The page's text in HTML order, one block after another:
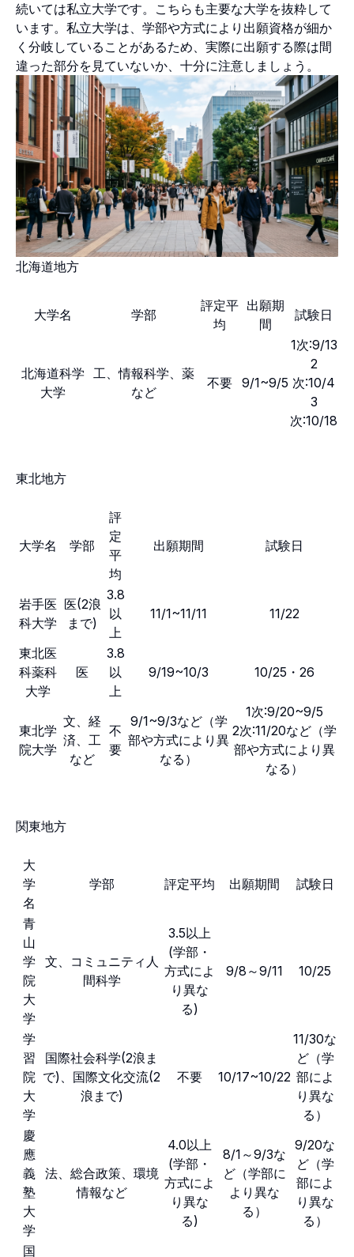
続いては私立大学です。こちらも主要な大学を抜粋して
います。私立大学は、学部や方式により出願資格が細か
く分岐していることがあるため、実際に出願する際は間
違った部分を見ていないか、十分に注意しましょう。
北海道地方
大学名 学部
評定平
均
出願期
間
試験日
北海道科学
大学
工、情報科学、薬
など
不要 9/1~9/5
1次:9/13
2
次:10/4
3
次:10/18
東北地方
大学名 学部
評
定
平
均
出願期間 試験日
岩手医
科大学
医(2浪
まで)
3.8
以
上
11/1~11/11 11/22
東北医
科薬科
大学
医
3.8
以
上
9/19~10/3 10/25・26
東北学
院大学
文、経
済、工
など
不
要
9/1~9/3など（学
部や方式により異
なる）
1次:9/20~9/5
2次:11/20など（学
部や方式により異
なる）
関東地方
大
学
名
学部 評定平均 出願期間 試験日
青
山
学
院
大
学
文、コミュニティ人
間科学
3.5以上
(学部・
方式によ
り異な
る)
9/8～9/11 10/25
学
習
院
大
学
国際社会科学(2浪ま
で)、国際文化交流(2
浪まで)
不要 10/17~10/22
11/30な
ど（学
部によ
り異な
る）
慶
應
義
塾
大
学
法、総合政策、環境
情報など
4.0以上
(学部・
方式によ
り異な
る)
8/1～9/3な
ど（学部に
より異な
る）
9/20な
ど（学
部によ
り異な
る）
国